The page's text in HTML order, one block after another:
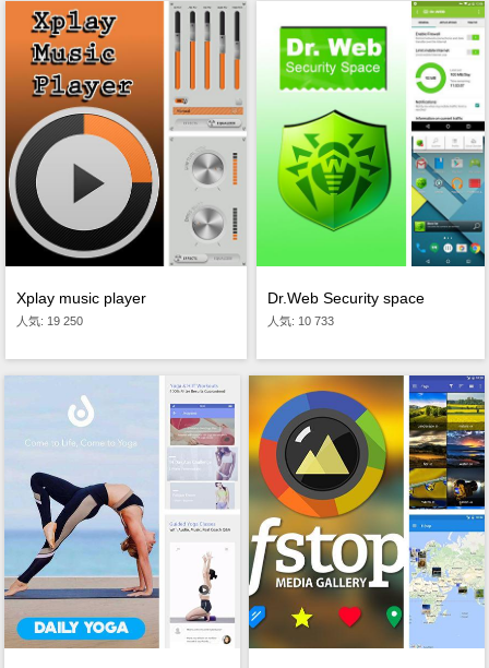
Xplay music player
人気: 19 250
Dr.Web Security space
人気: 10 733